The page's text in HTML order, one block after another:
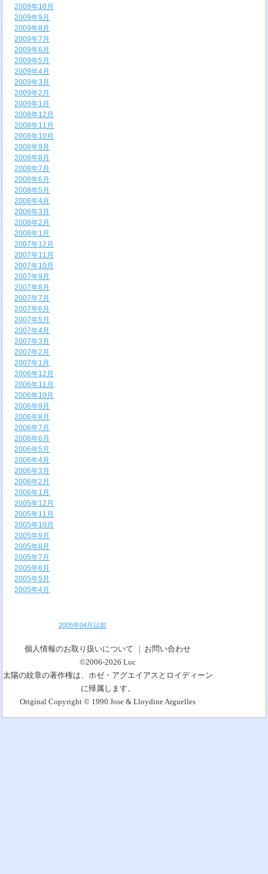
2009年10月
2009年9月
2009年8月
2009年7月
2009年6月
2009年5月
2009年4月
2009年3月
2009年2月
2009年1月
2008年12月
2008年11月
2008年10月
2008年9月
2008年8月
2008年7月
2008年6月
2008年5月
2008年4月
2008年3月
2008年2月
2008年1月
2007年12月
2007年11月
2007年10月
2007年9月
2007年8月
2007年7月
2007年6月
2007年5月
2007年4月
2007年3月
2007年2月
2007年1月
2006年12月
2006年11月
2006年10月
2006年9月
2006年8月
2006年7月
2006年6月
2006年5月
2006年4月
2006年3月
2006年2月
2006年1月
2005年12月
2005年11月
2005年10月
2005年9月
2005年8月
2005年7月
2005年6月
2005年5月
2005年4月
2005年04月以前
個人情報のお取り扱いについて
お問い合わせ
©2006-2026Luc
太陽の紋章の著作権は、ホゼ・アグエイアスとロイディーン
に帰属します。
Original Copyright © 1990 Jose & Lloydine Arguelles